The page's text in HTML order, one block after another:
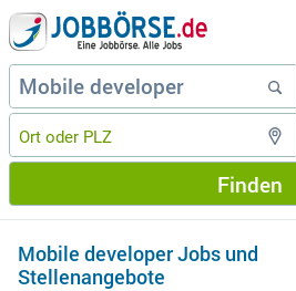
Finden
Mobile developer Jobs und
Stellenangebote